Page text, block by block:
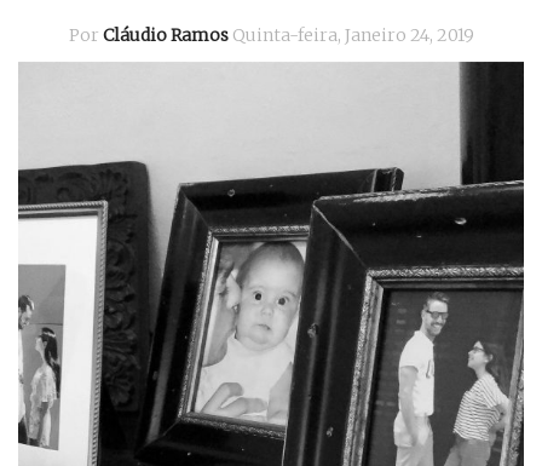
Por Cláudio Ramos Quinta-feira, Janeiro 24, 2019